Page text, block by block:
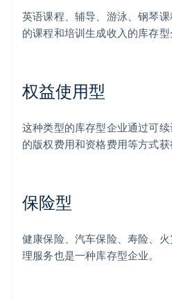
英语课程、辅导、游泳、钢琴
的课程和培训生成收入的库存型
权益使用型
这种类型的库存型企业通过可
的版权费用和资格费用等方式获
保险型
健康保险、汽车保险、寿险、
理服务也是一种库存型企业。